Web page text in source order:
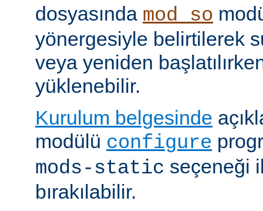
dosyasında mod_so
yönergesiyle belirtilerek
veya yeniden
yüklenebilir.
Kurulum belgesinde
modülü configure
mods-static seçeneği
bırakılabilir.